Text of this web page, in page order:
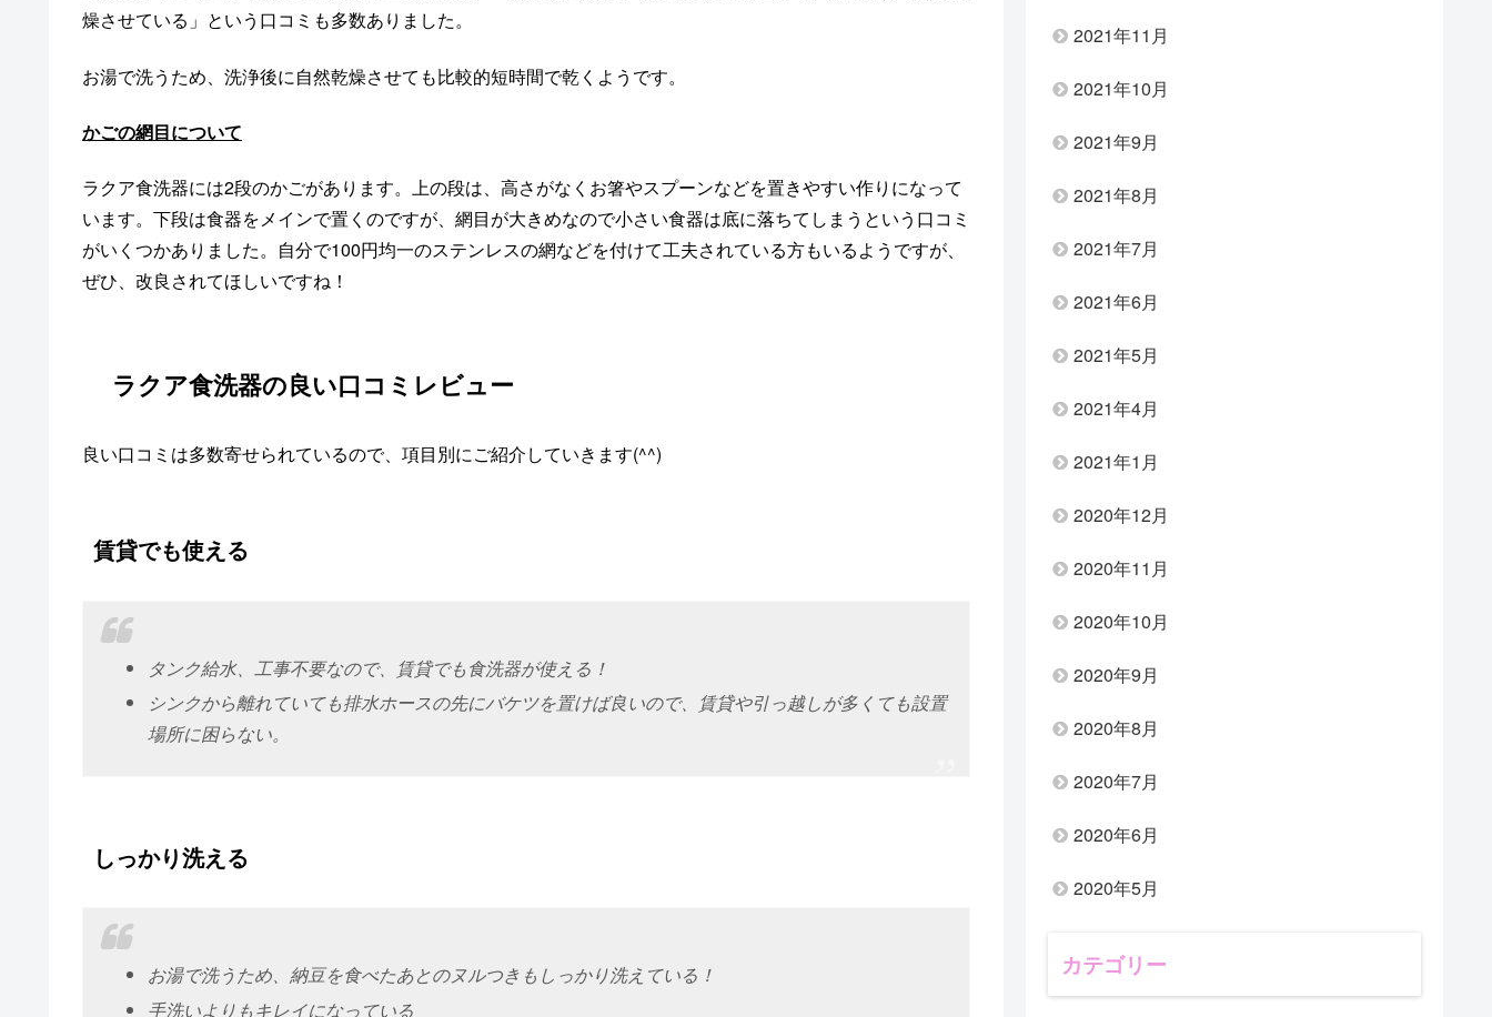
燥させている」という口コミも多数ありました。
お湯で洗うため、洗浄後に自然乾燥させても比較的短時間で乾くようです。
かごの網目について
ラクア食洗器には2段のかごがあります。上の段は、高さがなくお箸やスプーンなどを置きやすい作りになって
います。下段は食器をメインで置くのですが、網目が大きめなので小さい食器は底に落ちてしまうという口コミ
がいくつかありました。自分で100円均一のステンレスの網などを付けて工夫されている方もいるようですが、
ぜひ、改良されてほしいですね！
ラクア食洗器の良い口コミレビュー
良い口コミは多数寄せられているので、項目別にご紹介していきます(^^)
賃貸でも使える
タンク給水、工事不要なので、賃貸でも食洗器が使える！
シンクから離れていても排水ホースの先にバケツを置けば良いので、賃貸や引っ越しが多くても設置
場所に困らない。
しっかり洗える
お湯で洗うため、納豆を食べたあとのヌルつきもしっかり洗えている！
手洗いよりもキレイになっている
2021年11月
2021年10月
2021年9月
2021年8月
2021年7月
2021年6月
2021年5月
2021年4月
2021年1月
2020年12月
2020年11月
2020年10月
2020年9月
2020年8月
2020年7月
2020年6月
2020年5月
カテゴリー